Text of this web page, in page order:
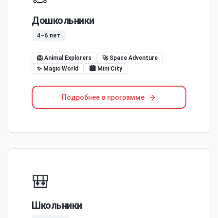
Дошкольники
4–6 лет
🦁 Animal Explorers
🚀 Space Adventure
✨ Magic World
🏙️ Mini City
Подробнее о программе
🎒
Школьники